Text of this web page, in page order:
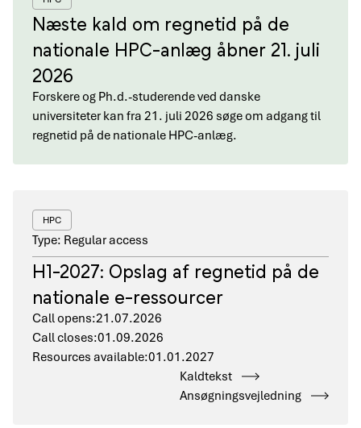
Næste kald om regnetid på de
nationale HPC-anlæg åbner 21. juli
2026
Forskere og Ph.d.-studerende ved danske
universiteter kan fra 21. juli 2026 søge om adgang til
regnetid på de nationale HPC-anlæg.
HPC
Type: Regular access
H1-2027: Opslag af regnetid på de
nationale e-ressourcer
Call opens:21.07.2026
Call closes:01.09.2026
Resources available:01.01.2027
Kaldtekst
Ansøgningsvejledning